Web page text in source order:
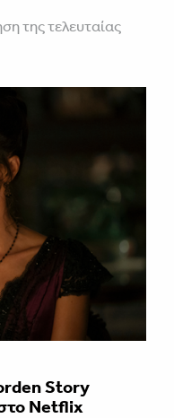
της τελευταίας
Story
Netflix